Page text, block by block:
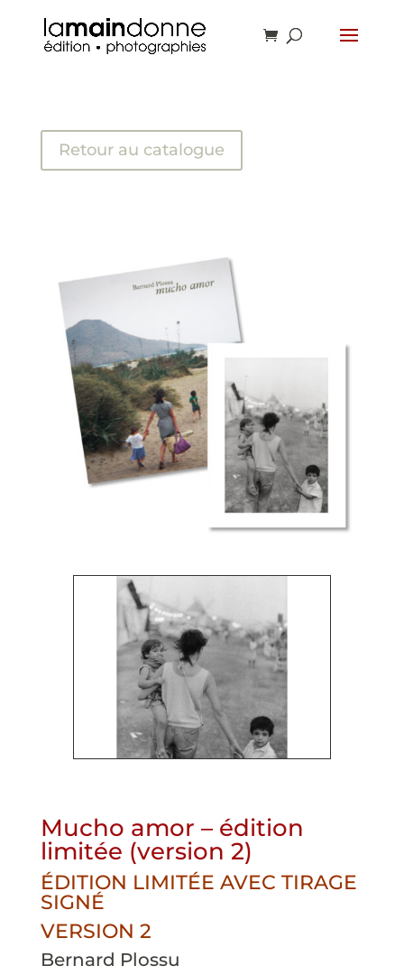
Retour au catalogue
Mucho amor – édition
limitée (version 2)
ÉDITION LIMITÉE AVEC TIRAGE
SIGNÉ
VERSION 2
Bernard Plossu